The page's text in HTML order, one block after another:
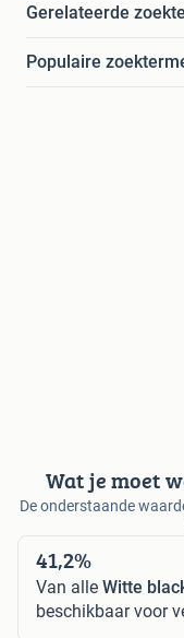
Gerelateerde
Populaire
Wat je moet
De onderstaande
41,2%
Van alle Witte
beschikbaar voor